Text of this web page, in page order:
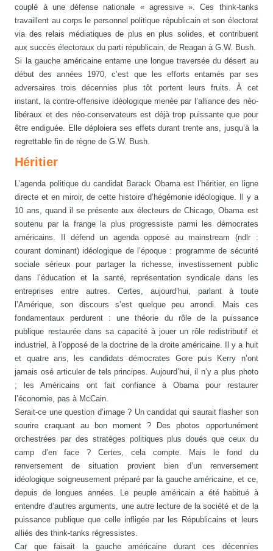
couplé à une défense nationale « agressive ». Ces think-tanks
travaillent au corps le personnel politique républicain et son électorat
via des relais médiatiques de plus en plus solides, et contribuent
aux succès électoraux du parti républicain, de Reagan à G.W. Bush.
Si la gauche américaine entame une longue traversée du désert au
début des années 1970, c’est que les efforts entamés par ses
adversaires trois décennies plus tôt portent leurs fruits. À cet
instant, la contre-offensive idéologique menée par l’alliance des néo-
libéraux et des néo-conservateurs est déjà trop puissante que pour
être endiguée. Elle déploiera ses effets durant trente ans, jusqu’à la
regrettable fin de règne de G.W. Bush.
Héritier
L’agenda politique du candidat Barack Obama est l’héritier, en ligne
directe et en miroir, de cette histoire d’hégémonie idéologique. Il y a
10 ans, quand il se présente aux électeurs de Chicago, Obama est
soutenu par la frange la plus progressiste parmi les démocrates
américains. Il défend un agenda opposé au mainstream (ndlr :
courant dominant) idéologique de l’époque : programme de sécurité
sociale sérieux pour partager la richesse, investissement public
dans l’éducation et la santé, représentation syndicale dans les
entreprises entre autres. Certes, aujourd’hui, parlant à toute
l’Amérique, son discours s’est quelque peu arrondi. Mais ces
fondamentaux perdurent : une théorie du rôle de la puissance
publique restaurée dans sa capacité à jouer un rôle redistributif et
industriel, à l’opposé de la doctrine de la droite américaine. Il y a huit
et quatre ans, les candidats démocrates Gore puis Kerry n’ont
jamais osé articuler de tels principes. Aujourd’hui, il n’y a plus photo
; les Américains ont fait confiance à Obama pour restaurer
l’économie, pas à McCain.
Serait-ce une question d’image ? Un candidat qui saurait flasher son
sourire craquant au bon moment ? Des photos opportunément
orchestrées par des stratèges politiques plus doués que ceux du
camp d’en face ? Certes, cela compte. Mais le fond du
renversement de situation provient bien d’un renversement
idéologique soigneusement préparé par la gauche américaine, et ce,
depuis de longues années. Le peuple américain a été habitué à
entendre d’autres arguments, une autre lecture de la société et de la
puissance publique que celle infligée par les Républicains et leurs
alliés des think-tanks régressistes.
Car que faisait la gauche américaine durant ces décennies